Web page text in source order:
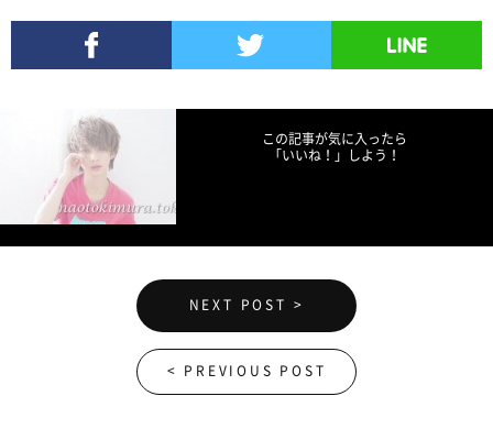
この記事が気に入ったら
「いいね！」しよう！
NEXT POST >
< PREVIOUS POST